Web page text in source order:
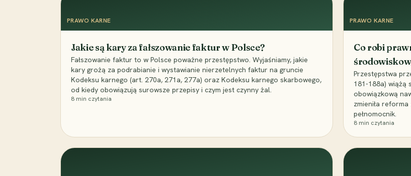
PRAWO KARNE
Jakie są kary za fałszowanie faktur w Polsce?
Fałszowanie faktur to w Polsce poważne przestępstwo. Wyjaśniamy, jakie
kary grożą za podrabianie i wystawianie nierzetelnych faktur na gruncie
Kodeksu karnego (art. 270a, 271a, 277a) oraz Kodeksu karnego skarbowego,
od kiedy obowiązują surowsze przepisy i czym jest czynny żal.
8 min czytania
PRAWO KARNE
Co robi
Przestępstwa
181-188a) wiążą
obowiązkową
zmieniła
pełnomocnik.
8 min czytania